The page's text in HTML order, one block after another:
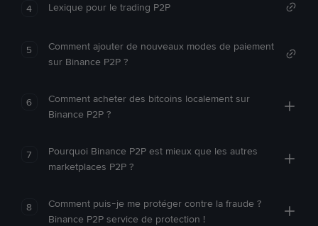
4 Lexique pour le trading P2P
5
Comment ajouter de nouveaux modes de paiement
sur Binance P2P ?
6
Comment acheter des bitcoins localement sur
Binance P2P ?
7
Pourquoi Binance P2P est mieux que les autres
marketplaces P2P ?
8
Comment puis-je me protéger contre la fraude ?
Binance P2P service de protection !